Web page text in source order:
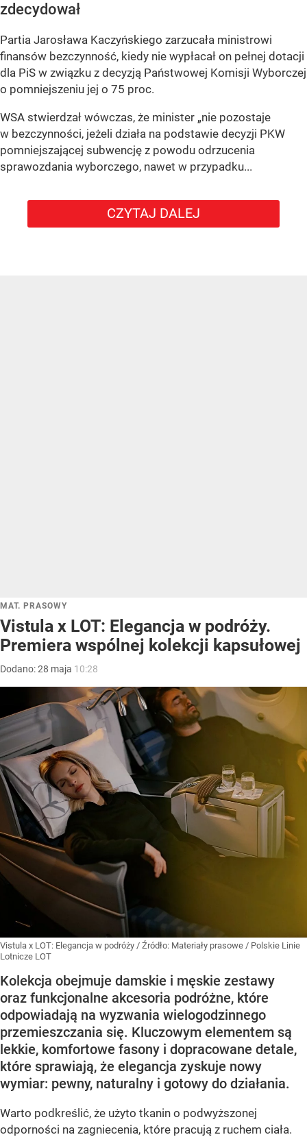
zdecydował
Partia Jarosława Kaczyńskiego zarzucała ministrowi
finansów bezczynność, kiedy nie wypłacał on pełnej dotacji
dla PiS w związku z decyzją Państwowej Komisji Wyborczej
o pomniejszeniu jej o 75 proc.
WSA stwierdzał wówczas, że minister „nie pozostaje
w bezczynności, jeżeli działa na podstawie decyzji PKW
pomniejszającej subwencję z powodu odrzucenia
sprawozdania wyborczego, nawet w przypadku...
CZYTAJ DALEJ
MAT. PRASOWY
Vistula x LOT: Elegancja w podróży.
Premiera wspólnej kolekcji kapsułowej
Dodano:28 maja 10:28
Vistula x LOT: Elegancja w podróży / Źródło: Materiały prasowe / Polskie Linie
Lotnicze LOT
Kolekcja obejmuje damskie i męskie zestawy
oraz funkcjonalne akcesoria podróżne, które
odpowiadają na wyzwania wielogodzinnego
przemieszczania się. Kluczowym elementem są
lekkie, komfortowe fasony i dopracowane detale,
które sprawiają, że elegancja zyskuje nowy
wymiar: pewny, naturalny i gotowy do działania.
Warto podkreślić, że użyto tkanin o podwyższonej
odporności na zagniecenia, które pracują z ruchem ciała.